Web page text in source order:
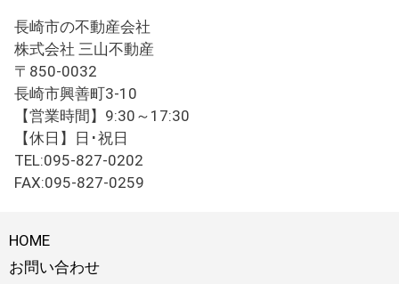
長崎市の不動産会社
株式会社 三山不動産
〒850-0032
長崎市興善町3-10
【営業時間】9:30～17:30
【休日】日･祝日
TEL:095-827-0202
FAX:095-827-0259
HOME
お問い合わせ